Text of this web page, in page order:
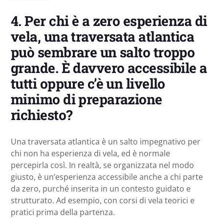
4.Per chi è a zero esperienza di
vela, una traversata atlantica
può sembrare un salto troppo
grande. È davvero accessibile a
tutti oppure c’è un livello
minimo di preparazione
richiesto?
Una traversata atlantica è un salto impegnativo per
chi non ha esperienza di vela, ed è normale
percepirla così. In realtà, se organizzata nel modo
giusto, è un’esperienza accessibile anche a chi parte
da zero, purché inserita in un contesto guidato e
strutturato. Ad esempio, con corsi di vela teorici e
pratici prima della partenza.